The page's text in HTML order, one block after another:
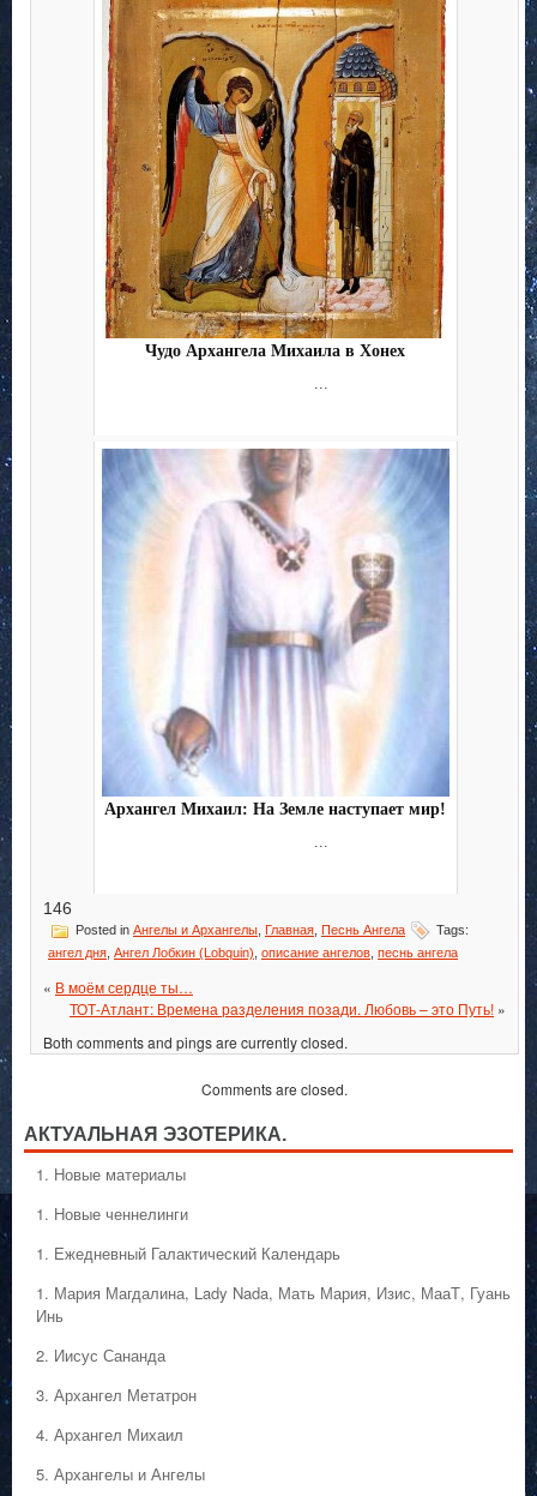
Чудо Архангела Михаила в Хонех
Архангел Михаил: На Земле наступает мир!
146
Posted in Ангелы и Архангелы Главная Песнь Ангела
Tags:
ангел дня Ангел Лобкин (Lobquin) описание ангелов песнь ангела
« В моём сердце ты…
ТОТ-Атлант: Времена разделения позади. Любовь – это Путь! »
Both comments and pings are currently closed.
Comments are closed.
АКТУАЛЬНАЯ ЭЗОТЕРИКА.
1. Hовые материалы
1. Hовые ченнелинги
1. Ежедневный Галактический Календарь
1. Мария Магдалина, Lady Nada, Мать Мария, Изис, МааТ, Гуань
Инь
2. Иисус Сананда
3. Архангел Метатрон
4. Архангел Михаил
5. Архангелы и Ангелы